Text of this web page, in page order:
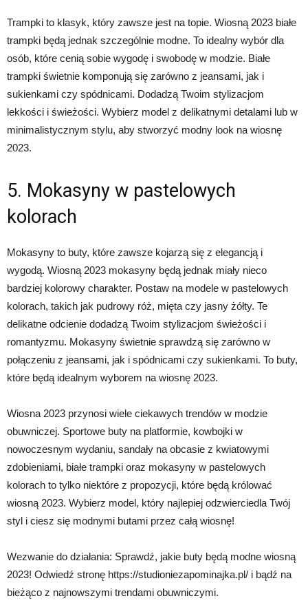
Trampki to klasyk, który zawsze jest na topie. Wiosną 2023 białe
trampki będą jednak szczególnie modne. To idealny wybór dla
osób, które cenią sobie wygodę i swobodę w modzie. Białe
trampki świetnie komponują się zarówno z jeansami, jak i
sukienkami czy spódnicami. Dodadzą Twoim stylizacjom
lekkości i świeżości. Wybierz model z delikatnymi detalami lub w
minimalistycznym stylu, aby stworzyć modny look na wiosnę
2023.
5. Mokasyny w pastelowych
kolorach
Mokasyny to buty, które zawsze kojarzą się z elegancją i
wygodą. Wiosną 2023 mokasyny będą jednak miały nieco
bardziej kolorowy charakter. Postaw na modele w pastelowych
kolorach, takich jak pudrowy róż, mięta czy jasny żółty. Te
delikatne odcienie dodadzą Twoim stylizacjom świeżości i
romantyzmu. Mokasyny świetnie sprawdzą się zarówno w
połączeniu z jeansami, jak i spódnicami czy sukienkami. To buty,
które będą idealnym wyborem na wiosnę 2023.
Wiosna 2023 przynosi wiele ciekawych trendów w modzie
obuwniczej. Sportowe buty na platformie, kowbojki w
nowoczesnym wydaniu, sandały na obcasie z kwiatowymi
zdobieniami, białe trampki oraz mokasyny w pastelowych
kolorach to tylko niektóre z propozycji, które będą królować
wiosną 2023. Wybierz model, który najlepiej odzwierciedla Twój
styl i ciesz się modnymi butami przez całą wiosnę!
Wezwanie do działania: Sprawdź, jakie buty będą modne wiosną
2023! Odwiedź stronę https://studioniezapominajka.pl/ i bądź na
bieżąco z najnowszymi trendami obuwniczymi.